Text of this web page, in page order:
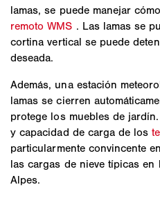
lamas, se puede manejar
remoto WMS . Las lamas se
cortina vertical se puede
deseada.
Además, una estación
lamas se cierren
protege los muebles de
y capacidad de carga de los
particularmente convincente
las cargas de nieve típicas
Alpes.